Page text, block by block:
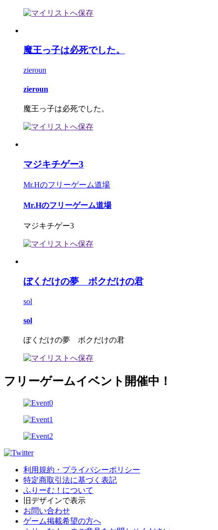
魔王っ子は必死でした。
zieroun
zieroun
魔王っ子は必死でした。
マジキチゲー3
Mr.Hのフリーゲーム道場
Mr.Hのフリーゲーム道場
マジキチゲー3
ぼくだけの夢 ボクだけの君
sol
sol
ぼくだけの夢 ボクだけの君
フリーゲームイベント開催中！
利用規約・プライバシーポリシー
特定商取引法に基づく表記
ふりーむ！について
旧デザインで表示
お問い合わせ
ゲーム掲載希望の方へ